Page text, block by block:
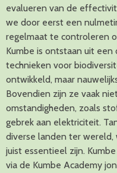
evalueren van de
we door eerst een
regelmaat te controleren
Kumbe is ontstaan uit
technieken voor
ontwikkeld, maar
Bovendien zijn ze vaak
omstandigheden, zoals
gebrek aan elektriciteit.
diverse landen ter wereld,
juist essentieel zijn.
via de Kumbe Academy